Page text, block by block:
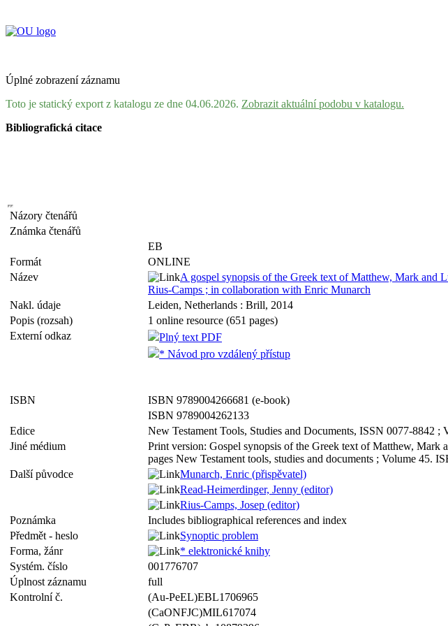
Úplné zobrazení záznamu
Toto je statický export z katalogu ze dne 04.06.2026. Zobrazit aktuální podobu v katalogu.
Bibliografická citace
Názory čtenářů
Známka čtenářů
EB
Formát
ONLINE
Název
A gospel synopsis of the Greek text of Matthew, Mark and
Rius-Camps ; in collaboration with Enric Munarch
Nakl. údaje
Leiden, Netherlands : Brill, 2014
Popis (rozsah)
1 online resource (651 pages)
Externí odkaz
Plný text PDF
* Návod pro vzdálený přístup
ISBN
ISBN 9789004266681 (e-book)
ISBN 9789004262133
Edice
New Testament Tools, Studies and Documents, ISSN 0077-8842 ;
Jiné médium
Print version: Gospel synopsis of the Greek text of Matthew,
pages New Testament tools, studies and documents ; Volume 45.
Další původce
Munarch, Enric (přispěvatel)
Read-Heimerdinger, Jenny (editor)
Rius-Camps, Josep (editor)
Poznámka
Includes bibliographical references and index
Předmět - heslo
Synoptic problem
Forma, žánr
* elektronické knihy
Systém. číslo
001776707
Úplnost záznamu
full
Kontrolní č.
(Au-PeEL)EBL1706965
(CaONFJC)MIL617074